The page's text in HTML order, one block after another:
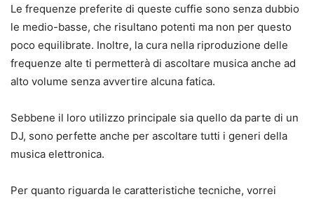
Le frequenze preferite di queste cuffie sono senza dubbio
le medio-basse, che risultano potenti ma non per questo
poco equilibrate. Inoltre, la cura nella riproduzione delle
frequenze alte ti permetterà di ascoltare musica anche ad
alto volume senza avvertire alcuna fatica.
Sebbene il loro utilizzo principale sia quello da parte di un
DJ, sono perfette anche per ascoltare tutti i generi della
musica elettronica.
Per quanto riguarda le caratteristiche tecniche, vorrei